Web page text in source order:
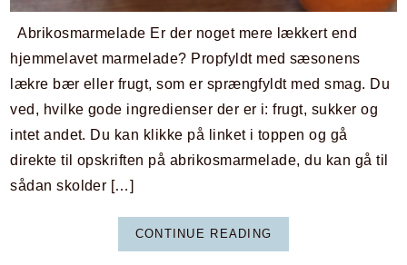
Abrikosmarmelade Er der noget mere lækkert end
hjemmelavet marmelade? Propfyldt med sæsonens
lækre bær eller frugt, som er sprængfyldt med smag. Du
ved, hvilke gode ingredienser der er i: frugt, sukker og
intet andet. Du kan klikke på linket i toppen og gå
direkte til opskriften på abrikosmarmelade, du kan gå til
sådan skolder […]
CONTINUE READING